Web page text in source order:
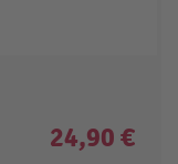
24,90 €